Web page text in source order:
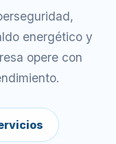
energético y
opere con